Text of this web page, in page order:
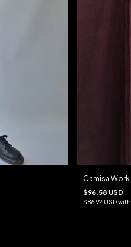
Camisa Work
$96.58 USD
$86.92 USDwith